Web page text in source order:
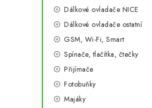
Dálkové ovladače NICE
Dálkové ovladače ostatní
GSM, Wi-Fi, Smart
Spínače, tlačítka, čtečky
Přijímače
Fotobuňky
Majáky